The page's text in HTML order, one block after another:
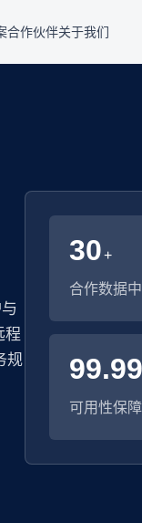
合作伙伴关于我们
程
规
30+
合作数据
99.99
可用性保障